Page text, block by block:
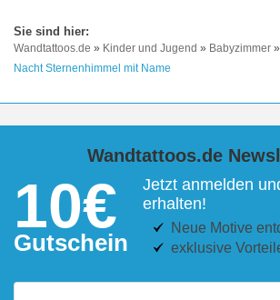
Wandtattoos.de » Kinder und Jugend » Babyzimmer »
Nacht Sternenhimmel mit Name
Wandtattoos.de
10€
Gutschein
Jetzt anmelden
erhalten!
Neue Motive
exklusive